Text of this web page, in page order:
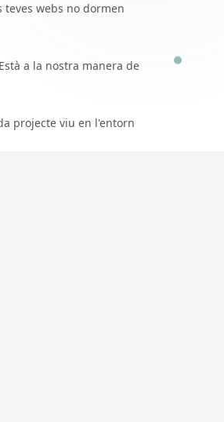
webs no dormen
a la nostra manera de
projecte viu en l'entorn